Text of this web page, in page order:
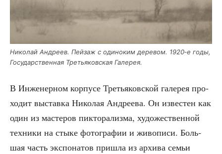
Нико­лай Андре­ев. Пей­заж с оди­но­ким дере­вом. 1920‑е годы,
Госу­дар­ствен­ная Тре­тья­ков­ская Галерея.
В Инже­нер­ном кор­пу­се Тре­тья­ков­ской гале­рея про­
хо­дит выстав­ка Нико­лая Андре­ева. Он изве­стен как
один из масте­ров пик­то­ра­лиз­ма, худо­же­ствен­ной
тех­ни­ки на сты­ке фото­гра­фии и живо­пи­си. Боль­
шая часть экс­по­на­тов при­шла из архи­ва семьи